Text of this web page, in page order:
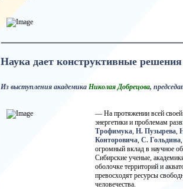
Наука дает конструктивные решения
Из выступления академика Николая Добрецова,
— На протяжении всей своей
энергетики и проблемам
Трофимука, Н. Пузырева,
Конторовича, С. Гольдина,
огромный вклад в научное
Сибирские ученые,
оболочке территорий и
превосходят ресурсы
человечества.